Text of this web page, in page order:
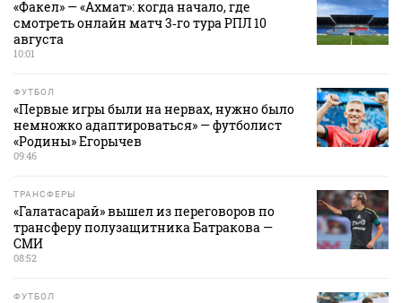
«Факел» — «Ахмат»: когда начало, где
смотреть онлайн матч 3‑го тура РПЛ 10
августа
10:01
ФУТБОЛ
«Первые игры были на нервах, нужно было
немножко адаптироваться» — футболист
«Родины» Егорычев
09:46
ТРАНСФЕРЫ
«Галатасарай» вышел из переговоров по
трансферу полузащитника Батракова —
СМИ
08:52
ФУТБОЛ